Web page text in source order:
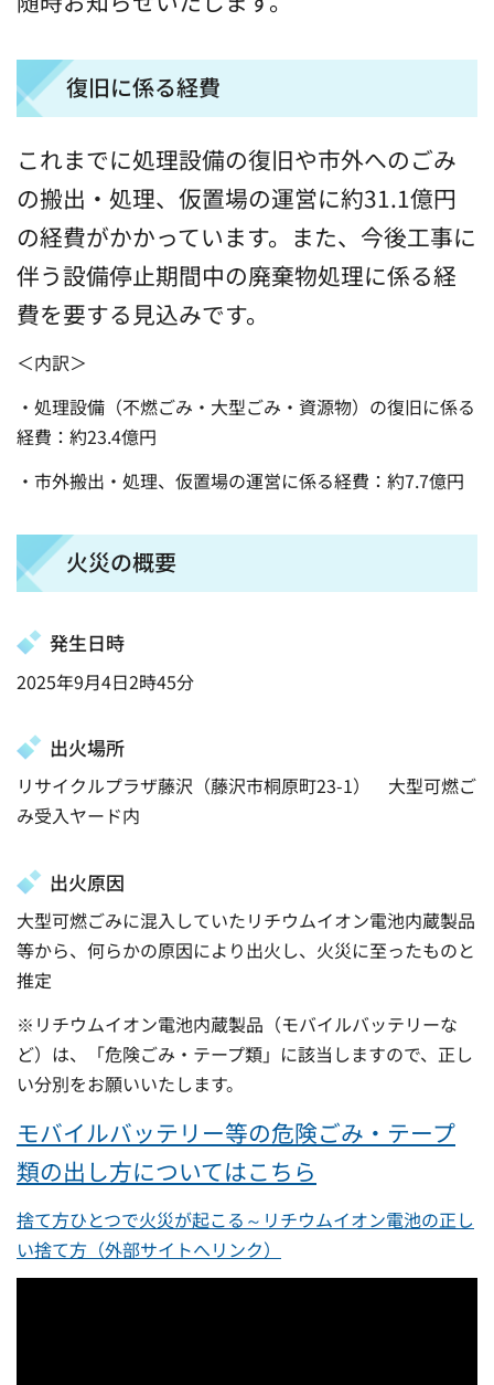
復旧に係る経費
これまでに処理設備の復旧や市外へのごみ
の搬出・処理、仮置場の運営に約31.1億円
の経費がかかっています。また、今後工事に
伴う設備停止期間中の廃棄物処理に係る経
費を要する見込みです。
＜内訳＞
・処理設備（不燃ごみ・大型ごみ・資源物）の復旧に係る
経費：約23.4億円
・市外搬出・処理、仮置場の運営に係る経費：約7.7億円
火災の概要
発生日時
2025年9月4日2時45分
出火場所
リサイクルプラザ藤沢（藤沢市桐原町23-1） 大型可燃ご
み受入ヤード内
出火原因
大型可燃ごみに混入していたリチウムイオン電池内蔵製品
等から、何らかの原因により出火し、火災に至ったものと
推定
※リチウムイオン電池内蔵製品（モバイルバッテリーな
ど）は、「危険ごみ・テープ類」に該当しますので、正し
い分別をお願いいたします。
モバイルバッテリー等の危険ごみ・テープ
類の出し方についてはこちら
捨て方ひとつで火災が起こる～リチウムイオン電池の正し
い捨て方（外部サイトへリンク）